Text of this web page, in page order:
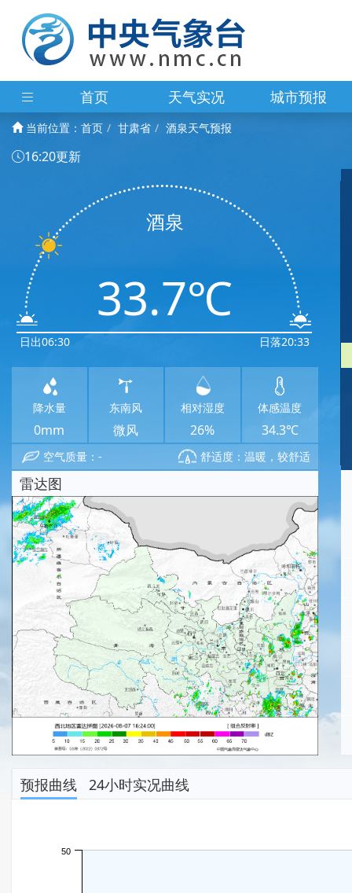
首页 天气实况 城市预报
当前位置： 首页 甘肃省 酒泉天气预报
16:20更新
日出06:30
酒泉
33.7℃
日落20:33
降水量
0mm
东南风
微风
相对湿度
26%
体感温度
34.3℃
空气质量：- 舒适度：温暖，较舒适
雷达图
预报曲线 24小时实况曲线
50